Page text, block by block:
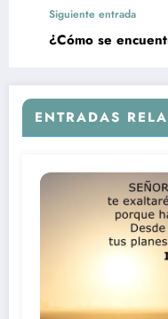
Siguiente entrada
¿Cómo se
ENTRADAS